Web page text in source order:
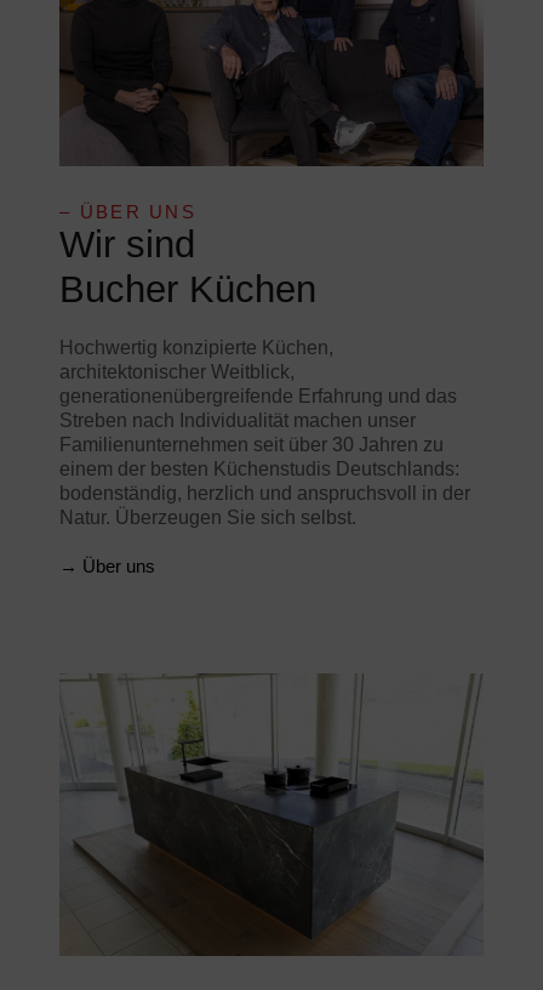
– ÜBER UNS
Wir sind
Bucher Küchen
Hochwertig konzipierte Küchen,
architektonischer Weitblick,
generationenübergreifende Erfahrung und das
Streben nach Individualität machen unser
Familienunternehmen seit über 30 Jahren zu
einem der besten Küchenstudis Deutschlands:
bodenständig, herzlich und anspruchsvoll in der
Natur. Überzeugen Sie sich selbst.
→ Über uns